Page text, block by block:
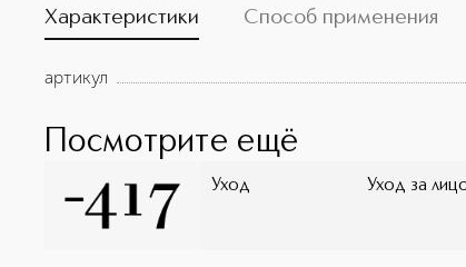
придавая ей здоровое сияние. Испытайте
Мертвого моря!
Характеристики Способ применения
артикул
Посмотрите ещё
Уход Уход за